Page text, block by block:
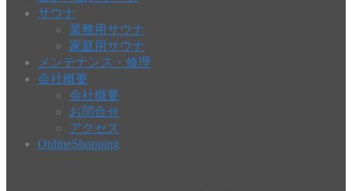
サウナ
業務用サウナ
家庭用サウナ
メンテナンス・修理
会社概要
会社概要
お問合せ
アクセス
OnlineShopping